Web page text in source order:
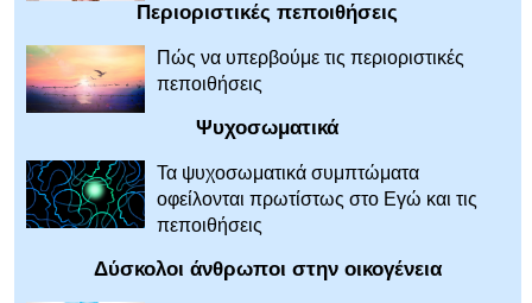
Περιοριστικές πεποιθήσεις
Πώς να υπερβούμε τις περιοριστικές
πεποιθήσεις
Ψυχοσωματικά
Τα ψυχοσωματικά συμπτώματα
οφείλονται πρωτίστως στο Εγώ και τις
πεποιθήσεις
Δύσκολοι άνθρωποι στην οικογένεια